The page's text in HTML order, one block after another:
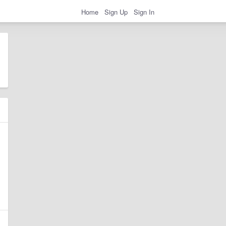
Home Sign Up Sign In